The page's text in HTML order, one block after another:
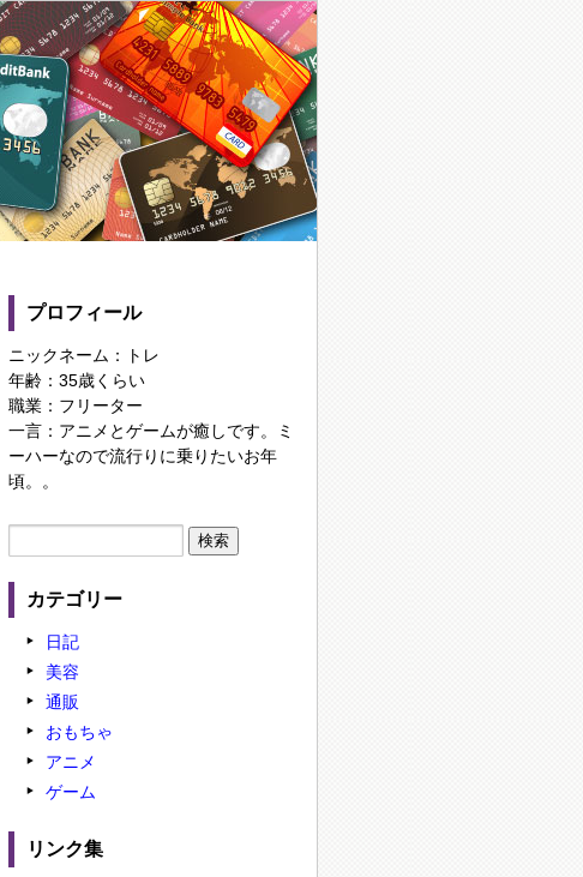
プロフィール
ニックネーム：トレ
年齢：35歳くらい
職業：フリーター
一言：アニメとゲームが癒しです。ミ
ーハーなので流行りに乗りたいお年
頃。。
カテゴリー
日記
美容
通販
おもちゃ
アニメ
ゲーム
リンク集